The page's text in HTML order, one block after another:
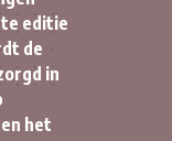
editie
de
in
het